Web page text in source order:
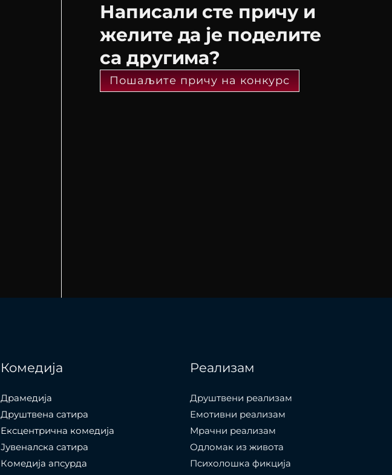
Написали сте причу и
желите да је поделите
са другима?
Пошаљите причу на конкурс
Комедија
Драмедија
Друштвена сатира
Ексцентрична комедија
Јувеналска сатира
Комедија апсурда
Реализам
Друштвени реализам
Емотивни реализам
Мрачни реализам
Одломак из живота
Психолошкa фикција